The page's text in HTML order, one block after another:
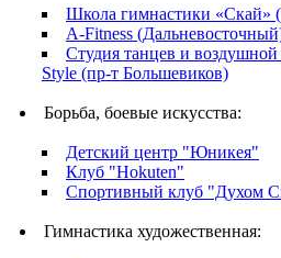
Школа гимнастики «Скай»
A-Fitness
Студия танцев и
Style (пр-т Большевиков)
Борьба, боевые искусства:
Детский центр "Юникея"
Клуб "Hokuten"
Спортивный клуб "Духом
Гимнастика художественная: